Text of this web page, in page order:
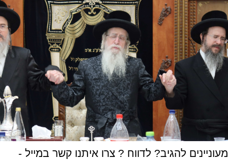
מעוניינים להגיב? לדווח ? צרו איתנו קשר במייל -